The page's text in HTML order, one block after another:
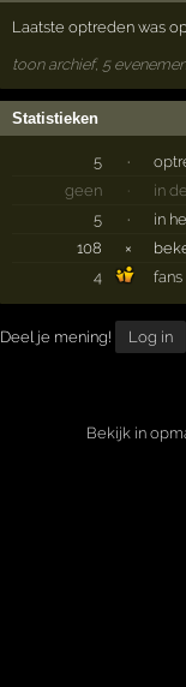
Laatste optreden was
toon archief, 5
Statistieken
5 ·
geen
·
in
5
·
in
108
×
4
fans
Deel je mening! Log in
Bekijk in